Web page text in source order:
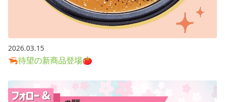
2026.03.15
🦐待望の新商品登場🍅